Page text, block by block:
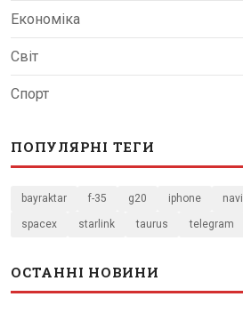
Економіка
Світ
Спорт
ПОПУЛЯРНІ ТЕГИ
bayraktar f-35 g20 iphone navi
spacex starlink taurus telegram
ОСТАННІ НОВИНИ